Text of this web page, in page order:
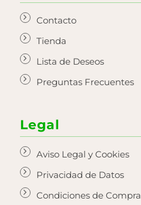
Contacto
Tienda
Lista de Deseos
Preguntas Frecuentes
Legal
Aviso Legal y Cookies
Privacidad de Datos
Condiciones de Compra